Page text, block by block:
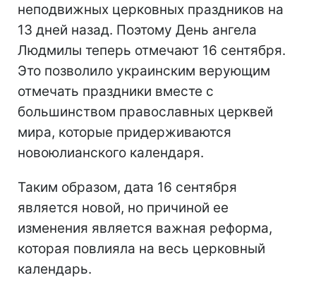
неподвижных церковных праздников на
13 дней назад. Поэтому День ангела
Людмилы теперь отмечают 16 сентября.
Это позволило украинским верующим
отмечать праздники вместе с
большинством православных церквей
мира, которые придерживаются
новоюлианского календаря.
Таким образом, дата 16 сентября
является новой, но причиной ее
изменения является важная реформа,
которая повлияла на весь церковный
календарь.